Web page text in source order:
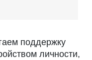
поддержку
личности,